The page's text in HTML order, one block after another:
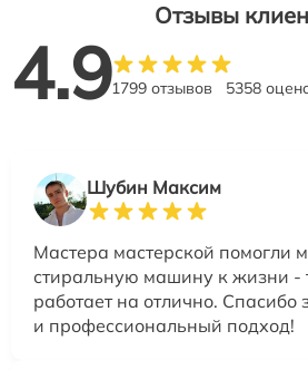
Отзывы
4.91799 отзывов 5358
Шубин Максим
Мастера мастерской помогли
стиральную машину к жизни -
работает на отлично. Спасибо
и профессиональный подход!